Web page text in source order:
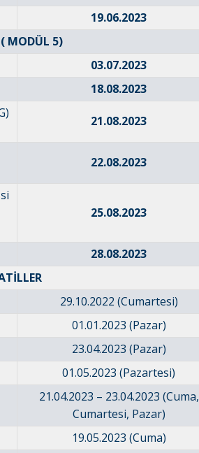
19.06.2023
MODÜL 5)
03.07.2023
18.08.2023
21.08.2023
22.08.2023
25.08.2023
28.08.2023
29.10.2022 (Cumartesi)
01.01.2023 (Pazar)
23.04.2023 (Pazar)
01.05.2023 (Pazartesi)
21.04.2023 – 23.04.2023 (Cuma,
Cumartesi, Pazar)
19.05.2023 (Cuma)